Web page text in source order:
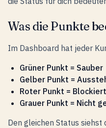
Was die Punkte
Im Dashboard hat jeder
Grüner Punkt = Sauber
Gelber Punkt =
Roter Punkt = Blockiert
Grauer Punkt = Nicht
Den gleichen Status siehst